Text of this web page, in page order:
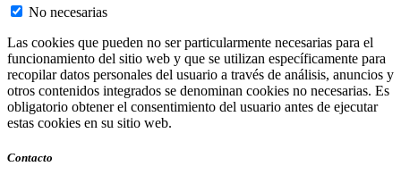
No necesarias
Las cookies que pueden no ser particularmente necesarias para el
funcionamiento del sitio web y que se utilizan específicamente para
recopilar datos personales del usuario a través de análisis, anuncios y
otros contenidos integrados se denominan cookies no necesarias. Es
obligatorio obtener el consentimiento del usuario antes de ejecutar
estas cookies en su sitio web.
Contacto